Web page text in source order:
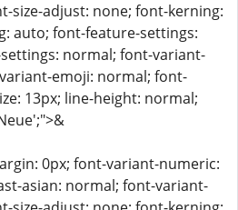
size-adjust: none; font-kerning:
auto; font-feature-settings:
normal; font-variant-
emoji: normal; font-
13px; line-height: normal;
0px; font-variant-numeric:
asian: normal; font-variant-